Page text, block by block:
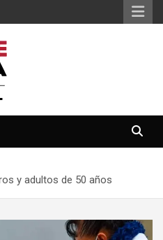
y adultos de 50 años